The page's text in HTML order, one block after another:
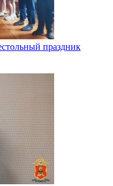
праздник